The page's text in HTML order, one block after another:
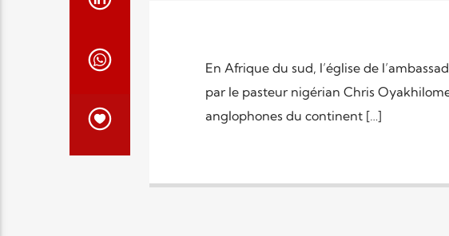
En Afrique du sud, l’église de
par le pasteur nigérian Chris
anglophones du continent […]